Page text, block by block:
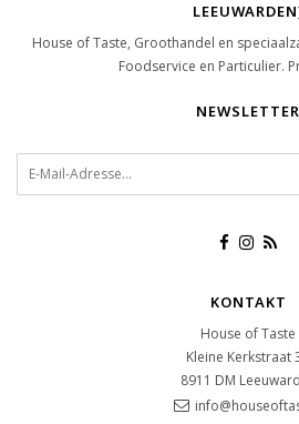
House of Taste, Groothandel en
Foodservice en Particulier.
NEWSLETTER
KONTAKT
House of Taste
Kleine Kerkstraat
8911 DM